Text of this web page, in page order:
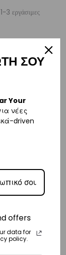
3 εργάσιμες
σε όλη την
, θα αναλάβει
€25.
8 εργάσιμες
ΣΟΥ
Your
νέες
driven
offers
data for
policy.